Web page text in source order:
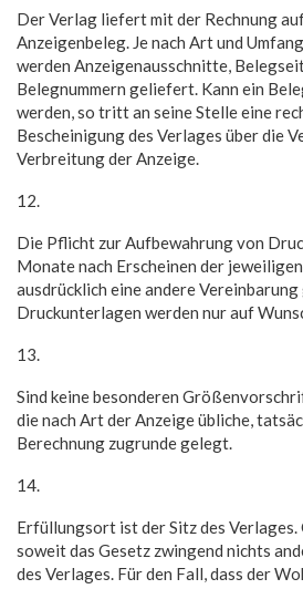
Der Verlag liefert mit der Rechnung
Anzeigenbeleg. Je nach Art und
werden Anzeigenausschnitte,
Belegnummern geliefert. Kann ein
werden, so tritt an seine Stelle eine
Bescheinigung des Verlages über die
Verbreitung der Anzeige.
12.
Die Pflicht zur Aufbewahrung von
Monate nach Erscheinen der
ausdrücklich eine andere
Druckunterlagen werden nur auf
13.
Sind keine besonderen
die nach Art der Anzeige übliche,
Berechnung zugrunde gelegt.
14.
Erfüllungsort ist der Sitz des
soweit das Gesetz zwingend nichts
des Verlages. Für den Fall, dass der